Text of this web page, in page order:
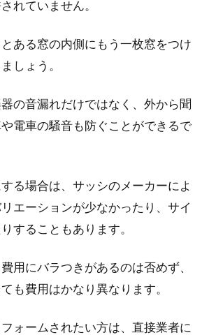
れていません。
ある窓の内側にもう一枚窓をつけ
しょう。
の音漏れだけではなく、外から聞
電車の騒音も防ぐことができるで
る場合は、サッシのメーカーによ
エーションが少なかったり、サイ
することもあります。
用にバラつきがあるのは否めず、
も費用はかなり異なります。
ォームされたい方は、直接業者に